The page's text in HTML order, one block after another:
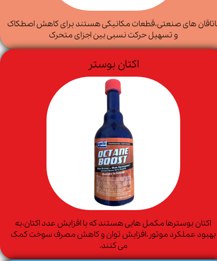
های صنعتی،قطعات مکانیکی هستند برای کاهش اصطکاک
و تسهیل حرکت نسبی بین اجزای متحرک
اکتان بوستر
اکتان بوسترها مکمل هایی هستند که با افزایش عدد اکتان،به
بهبود عملکرد موتور،افزایش توان و کاهش مصرف سوخت کمک
می کنند.